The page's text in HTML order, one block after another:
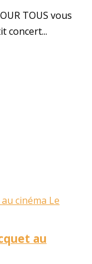
TOUS vous
concert...
au